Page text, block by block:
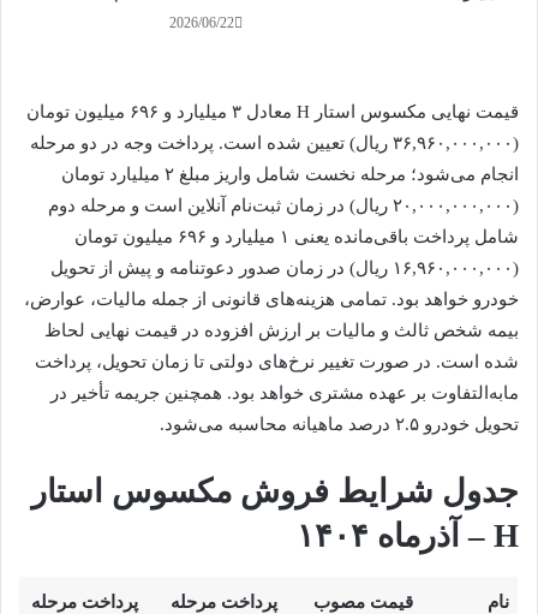
2026/06/22
قیمت نهایی مکسوس استار H معادل ۳ میلیارد و ۶۹۶ میلیون تومان
(۳۶,۹۶۰,۰۰۰,۰۰۰ ریال) تعیین شده است. پرداخت وجه در دو مرحله
انجام می‌شود؛ مرحله نخست شامل واریز مبلغ ۲ میلیارد تومان
(۲۰,۰۰۰,۰۰۰,۰۰۰ ریال) در زمان ثبت‌نام آنلاین است و مرحله دوم
شامل پرداخت باقی‌مانده یعنی ۱ میلیارد و ۶۹۶ میلیون تومان
(۱۶,۹۶۰,۰۰۰,۰۰۰ ریال) در زمان صدور دعوتنامه و پیش از تحویل
خودرو خواهد بود. تمامی هزینه‌های قانونی از جمله مالیات، عوارض،
بیمه شخص ثالث و مالیات بر ارزش افزوده در قیمت نهایی لحاظ
شده است. در صورت تغییر نرخ‌های دولتی تا زمان تحویل، پرداخت
مابه‌التفاوت بر عهده مشتری خواهد بود. همچنین جریمه تأخیر در
تحویل خودرو ۲.۵ درصد ماهیانه محاسبه می‌شود.
جدول شرایط فروش مکسوس استار
H – آذرماه ۱۴۰۴
نام
قیمت مصوب
پرداخت مرحله
پرداخت مرحله